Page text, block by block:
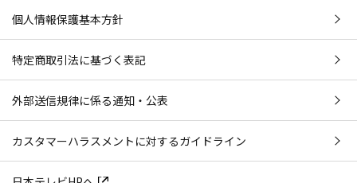
個人情報保護基本方針
特定商取引法に基づく表記
外部送信規律に係る通知・公表
カスタマーハラスメントに対するガイドライン